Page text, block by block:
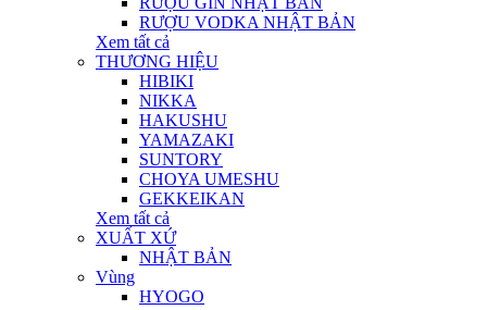
RƯỢU VODKA NHẬT BẢN
Xem tất cả
THƯƠNG HIỆU
HIBIKI
NIKKA
HAKUSHU
YAMAZAKI
SUNTORY
CHOYA UMESHU
GEKKEIKAN
Xem tất cả
XUẤT XỨ
NHẬT BẢN
Vùng
HYOGO